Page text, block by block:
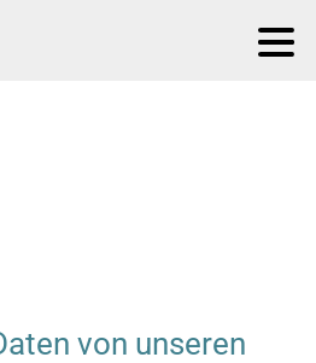
von unseren